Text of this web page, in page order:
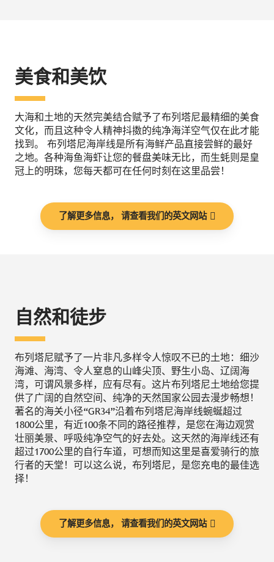
美食和美饮
大海和土地的天然完美结合赋予了布列塔尼最精细的美食
文化，而且这种令人精神抖擞的纯净海洋空气仅在此才能
找到。 布列塔尼海岸线是所有海鲜产品直接尝鲜的最好
之地。各种海鱼海虾让您的餐盘美味无比，而生蚝则是皇
冠上的明珠，您每天都可在任何时刻在这里品尝！
了解更多信息， 请查看我们的英文网站
自然和徒步
布列塔尼赋予了一片非凡多样令人惊叹不已的土地：细沙
海滩、海湾、令人窒息的山峰尖顶、野生小岛、辽阔海
湾，可谓风景多样，应有尽有。这片布列塔尼土地给您提
供了广阔的自然空间、纯净的天然国家公园去漫步畅想！
著名的海关小径“GR34”沿着布列塔尼海岸线蜿蜒超过
1800公里，有近100条不同的路径推荐，是您在海边观赏
壮丽美景、呼吸纯净空气的好去处。这天然的海岸线还有
超过1700公里的自行车道，可想而知这里是喜爱骑行的旅
行者的天堂！可以这么说，布列塔尼，是您充电的最佳选
择！
了解更多信息， 请查看我们的英文网站